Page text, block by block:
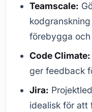
Teamscale:
förebygga
Code Climate:
ger feedback
Jira:
idealisk för att